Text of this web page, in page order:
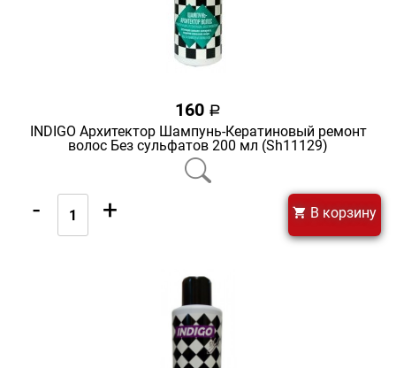
160 a
INDIGO Архитектор Шампунь-Кератиновый ремонт
волос Без сульфатов 200 мл (Sh11129)
- + В корзину